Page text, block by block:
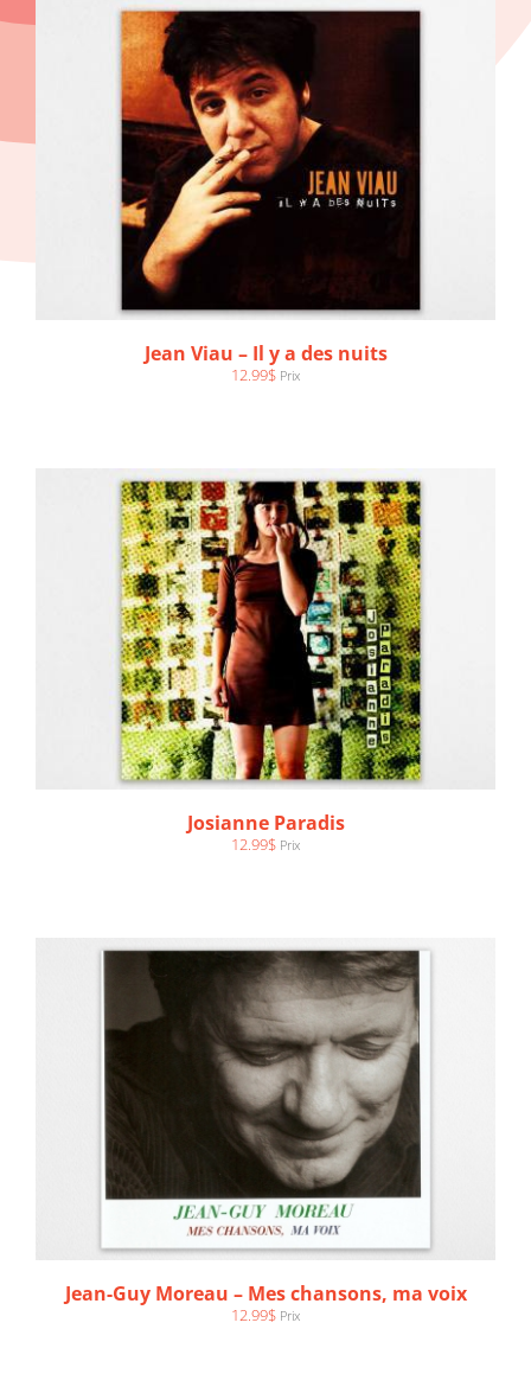
Jean Viau – Il y a des nuits
12.99$ Prix
AJOUTER AU PANIER / DÉTAILS
Josianne Paradis
12.99$ Prix
AJOUTER AU PANIER / DÉTAILS
Jean-Guy Moreau – Mes chansons, ma voix
12.99$ Prix
AJOUTER AU PANIER / DÉTAILS